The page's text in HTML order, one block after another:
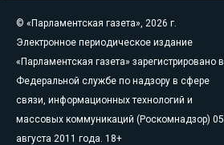
© «Парламентская газета», 2026 г.
Электронное периодическое издание
«Парламентская газета» зарегистрировано в
Федеральной службе по надзору в сфере
связи, информационных технологий и
массовых коммуникаций (Роскомнадзор) 05
августа 2011 года. 18+